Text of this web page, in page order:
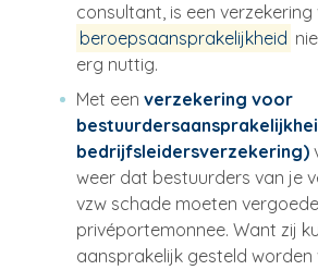
consultant, is een
beroepsaansprakelijkheid
erg nuttig.
Met een verzekering voor
bedrijfsleidersverzekering)
weer dat bestuurders van je
vzw schade moeten
privéportemonnee. Want zij
aansprakelijk gesteld